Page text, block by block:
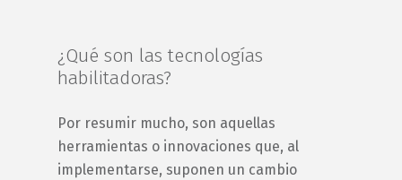
¿Qué son las tecnologías
habilitadoras?
Por resumir mucho, son aquellas
herramientas o innovaciones que, al
implementarse, suponen un cambio